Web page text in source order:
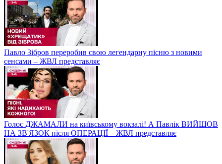
Павло Зібров переробив свою легендарну пісню з новими
сенсами – ЖВЛ представляє
Голос ДЖАМАЛИ на київському вокзалі! А Павлік ВИЙШОВ
НА ЗВ'ЯЗОК після ОПЕРАЦІЇ – ЖВЛ представляє